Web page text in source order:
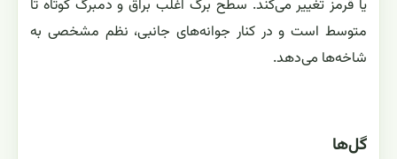
یا قرمز تغییر می‌کند. سطح برگ اغلب براق و دمبرگ کوتاه تا
متوسط است و در کنار جوانه‌های جانبی، نظم مشخصی به
شاخه‌ها می‌دهد.
گل‌ها